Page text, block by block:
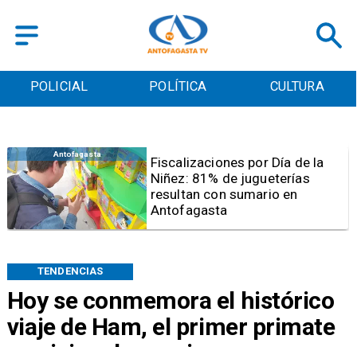
POLICIAL POLÍTICA CULTURA
Hoy se conmemora el histórico
viaje de Ham, el primer primate
TENDENCIAS
Antofagasta
Tribunal frena opción de pena
mixta para Karen Rojo por ahora